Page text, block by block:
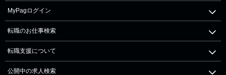
MyPagログイン
転職のお仕事検索
転職支援について
公開中の求人検索